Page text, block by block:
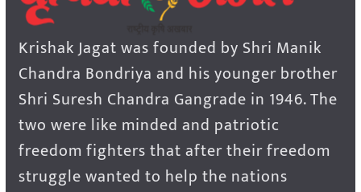
Krishak Jagat was founded by Shri Manik
Chandra Bondriya and his younger brother
Shri Suresh Chandra Gangrade in 1946. The
two were like minded and patriotic
freedom fighters that after their freedom
struggle wanted to help the nations